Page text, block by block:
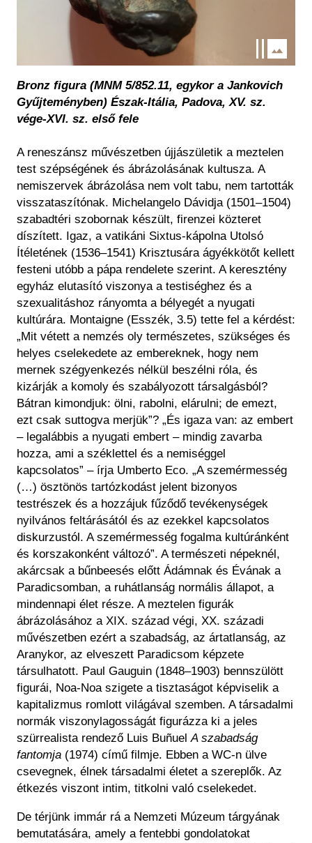
Bronz figura (MNM 5/852.11, egykor a Jankovich
Gyűjteményben) Észak-Itália, Padova, XV. sz.
vége-XVI. sz. első fele
A reneszánsz művészetben újjászületik a meztelen
test szépségének és ábrázolásának kultusza. A
nemiszervek ábrázolása nem volt tabu, nem tartották
visszataszítónak. Michelangelo Dávidja (1501–1504)
szabadtéri szobornak készült, firenzei közteret
díszített. Igaz, a vatikáni Sixtus-kápolna Utolsó
Ítéletének (1536–1541) Krisztusára ágyékkötőt kellett
festeni utóbb a pápa rendelete szerint. A keresztény
egyház elutasító viszonya a testiséghez és a
szexualitáshoz rányomta a bélyegét a nyugati
kultúrára. Montaigne (Esszék, 3.5) tette fel a kérdést:
„Mit vétett a nemzés oly természetes, szükséges és
helyes cselekedete az embereknek, hogy nem
mernek szégyenkezés nélkül beszélni róla, és
kizárják a komoly és szabályozott társalgásból?
Bátran kimondjuk: ölni, rabolni, elárulni; de emezt,
ezt csak suttogva merjük”? „És igaza van: az embert
– legalábbis a nyugati embert – mindig zavarba
hozza, ami a széklettel és a nemiséggel
kapcsolatos” – írja Umberto Eco. „A szemérmesség
(…) ösztönös tartózkodást jelent bizonyos
testrészek és a hozzájuk fűződő tevékenységek
nyilvános feltárásától és az ezekkel kapcsolatos
diskurzustól. A szemérmesség fogalma kultúránként
és korszakonként változó”. A természeti népeknél,
akárcsak a bűnbeesés előtt Ádámnak és Évának a
Paradicsomban, a ruhátlanság normális állapot, a
mindennapi élet része. A meztelen figurák
ábrázolásához a XIX. század végi, XX. századi
művészetben ezért a szabadság, az ártatlanság, az
Aranykor, az elveszett Paradicsom képzete
társulhatott. Paul Gauguin (1848–1903) bennszülött
figurái, Noa-Noa szigete a tisztaságot képviselik a
kapitalizmus romlott világával szemben. A társadalmi
normák viszonylagosságát figurázza ki a jeles
szürrealista rendező Luis BuñuelA szabadság
fantomja (1974) című filmje. Ebben a WC-n ülve
csevegnek, élnek társadalmi életet a szereplők. Az
étkezés viszont intim, titkolni való cselekedet.
De térjünk immár rá a Nemzeti Múzeum tárgyának
bemutatására, amely a fentebbi gondolatokat